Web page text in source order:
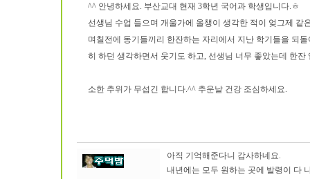
^^ 안녕하세요. 부산교대 현재 3학년 국어과 학생입니다.ㅎ
선생님 수업 들으며 개울가에 올챙이 생각한 적이 엊그제 같
며칠전에 동기들끼리 한잔하는 자리에서 지난 학기들을 되
히 하던 생각하면서 웃기도 하고, 선생님 너무 좋았는데 한
소한 추위가 무섭긴 합니다.^^ 추운날 건강 조심하세요.
아직 기억해준다니 감사하네요.
내년에는 모두 원하는 곳에 발령이 다